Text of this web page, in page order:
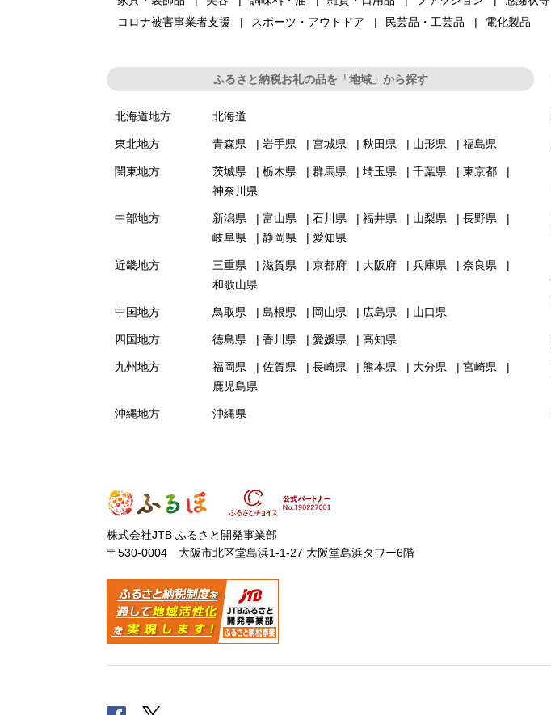
コロナ被害事業者支援
スポーツ・アウトドア 民芸品・工芸品 電化製品
ふるさと納税お礼の品を「地域」から探す
北海道地方 北海道
東北地方 青森県 岩手県 宮城県 秋田県 山形県 福島県
関東地方 茨城県 栃木県 群馬県 埼玉県 千葉県
東京都
神奈川県
中部地方 新潟県 富山県 石川県 福井県 山梨県
長野県
岐阜県
静岡県 愛知県
近畿地方 三重県 滋賀県 京都府 大阪府 兵庫県
奈良県
和歌山県
中国地方 鳥取県 島根県 岡山県 広島県 山口県
四国地方 徳島県 香川県 愛媛県 高知県
九州地方 福岡県 佐賀県 長崎県 熊本県 大分県
宮崎県
鹿児島県
沖縄地方 沖縄県
株式会社JTB ふるさと開発事業部
〒530-0004 大阪市北区堂島浜1-1-27 大阪堂島浜タワー6階